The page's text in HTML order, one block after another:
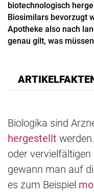
biotechnologisch
Biosimilars bevorzugt
Apotheke also nach
genau gilt, was
Biologika sind
hergestellt
oder
gewann man auf
es zum Beispiel